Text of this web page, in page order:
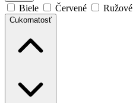
Biele Červené Ružové
Cukornatosť